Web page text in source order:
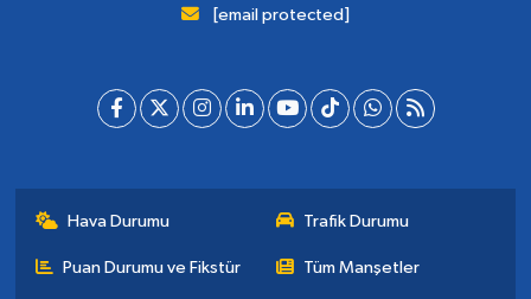
[email protected]
Hava Durumu Trafik Durumu
Puan Durumu ve Fikstür Tüm Manşetler